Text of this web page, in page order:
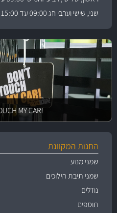
שני, שישי וערבי חג 09:00 עד 15:00
!DON'T TOUCH MY CAR
החנות המקוונת
שמני מנוע
שמני תיבת הילוכים
נוזלים
תוספים